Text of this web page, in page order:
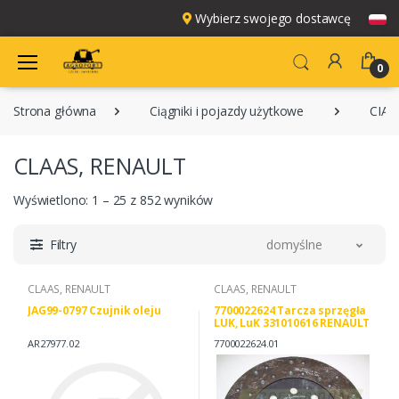
Wybierz swojego dostawcę
0
Strona główna Ciągniki i pojazdy użytkowe
CLAAS, RENAULT
Wyświetlono: 1 – 25 z 852 wyników
Filtry domyślne
CLAAS, RENAULT
JAG99-0797 Czujnik oleju
AR27977.02
CLAAS, RENAULT
7700022624 Tarcza sprzęgła
LUK, LuK 331010616 RENAULT
7700022624.01